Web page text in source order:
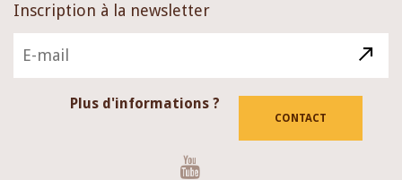
Inscription à la newsletter
Plus d'informations ?
CONTACT